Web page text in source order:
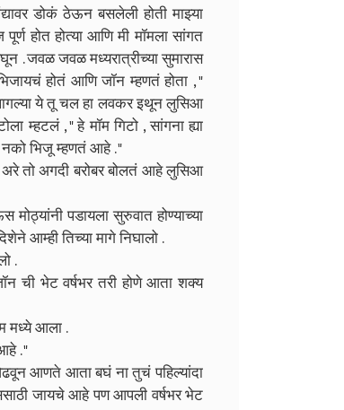
डोकं ठेऊन बसलेली होती माझ्या
होत होत्या आणि मी मॉमला सांगत
. जवळ जवळ मध्यरात्रीच्या सुमारास
होतं आणि जॉन म्हणतं होता , "
ये तू चल हा लवकर इथून लुसिआ
म्हटलं , " हे मॉम गिटो , सांगना ह्या
नको भिजू म्हणतं आहे . "
" अरे तो अगदी बरोबर बोलतं आहे लुसिआ
पडायला सुरुवात होण्याच्या
आम्ही तिच्या मागे निघालो .
.
ची भेट वर्षभर तरी होणे आता शक्य
मध्ये आला .
. "
आणते आता बघं ना तुचं पहिल्यांदा
जायचे आहे पण आपली वर्षभर भेट